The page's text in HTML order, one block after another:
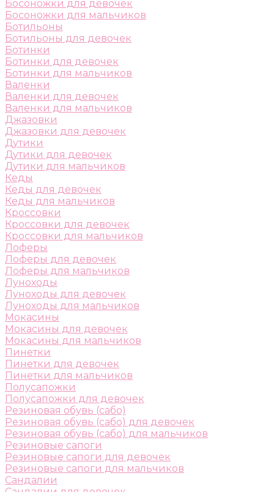
Босоножки для девочек
Босоножки для мальчиков
Ботильоны
Ботильоны для девочек
Ботинки
Ботинки для девочек
Ботинки для мальчиков
Валенки
Валенки для девочек
Валенки для мальчиков
Джазовки
Джазовки для девочек
Дутики
Дутики для девочек
Дутики для мальчиков
Кеды
Кеды для девочек
Кеды для мальчиков
Кроссовки
Кроссовки для девочек
Кроссовки для мальчиков
Лоферы
Лоферы для девочек
Лоферы для мальчиков
Луноходы
Луноходы для девочек
Луноходы для мальчиков
Мокасины
Мокасины для девочек
Мокасины для мальчиков
Пинетки
Пинетки для девочек
Пинетки для мальчиков
Полусапожки
Полусапожки для девочек
Резиновая обувь (сабо)
Резиновая обувь (сабо) для девочек
Резиновая обувь (сабо) для мальчиков
Резиновые сапоги
Резиновые сапоги для девочек
Резиновые сапоги для мальчиков
Сандалии